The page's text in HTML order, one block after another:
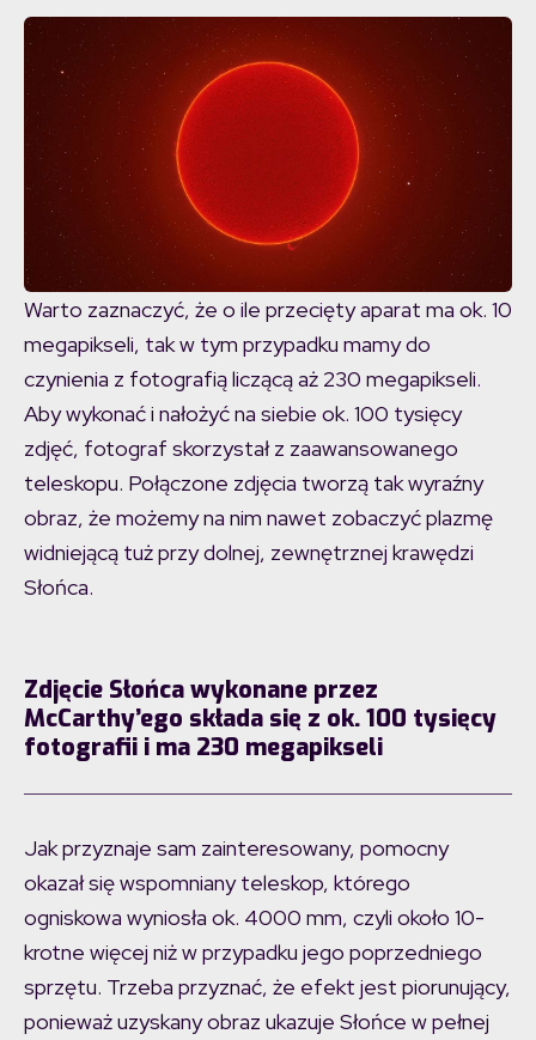
Warto zaznaczyć, że o ile przecięty aparat ma ok. 10
megapikseli, tak w tym przypadku mamy do
czynienia z fotografią liczącą aż 230 megapikseli.
Aby wykonać i nałożyć na siebie ok. 100 tysięcy
zdjęć, fotograf skorzystał z zaawansowanego
teleskopu. Połączone zdjęcia tworzą tak wyraźny
obraz, że możemy na nim nawet zobaczyć plazmę
widniejącą tuż przy dolnej, zewnętrznej krawędzi
Słońca.
Zdjęcie Słońca wykonane przez
McCarthy’ego składa się z ok. 100 tysięcy
fotografii i ma 230 megapikseli
Jak przyznaje sam zainteresowany, pomocny
okazał się wspomniany teleskop, którego
ogniskowa wyniosła ok. 4000 mm, czyli około 10-
krotne więcej niż w przypadku jego poprzedniego
sprzętu. Trzeba przyznać, że efekt jest piorunujący,
ponieważ uzyskany obraz ukazuje Słońce w pełnej